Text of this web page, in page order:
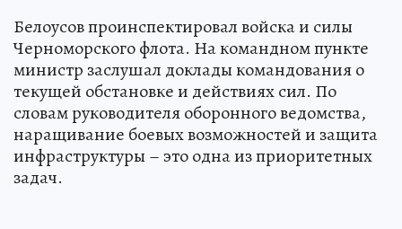
Белоусов проинспектировал войска и силы
Черноморского флота. На командном пункте
министр заслушал доклады командования о
текущей обстановке и действиях сил. По
словам руководителя оборонного ведомства,
наращивание боевых возможностей и защита
инфраструктуры – это одна из приоритетных
задач.